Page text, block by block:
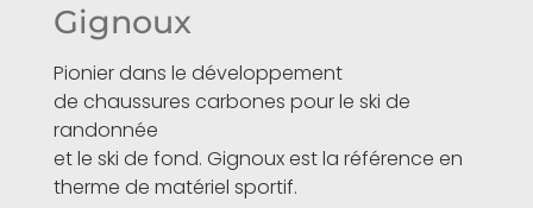
Gignoux
Pionier dans le développement
de chaussures carbones pour le ski de
randonnée
et le ski de fond. Gignoux est la référence en
therme de matériel sportif.